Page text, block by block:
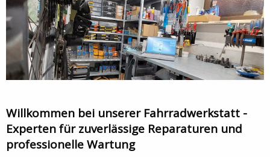
Willkommen bei unserer Fahrradwerkstatt -
Experten für zuverlässige Reparaturen und
professionelle Wartung